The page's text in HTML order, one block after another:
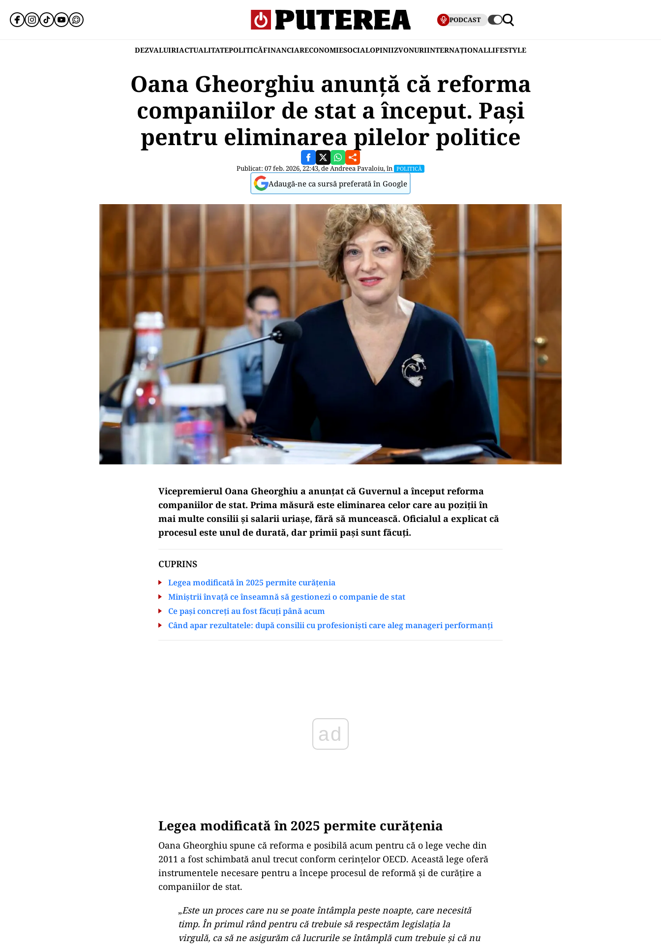
PODCAST
DEZVALUIRIACTUALITATEPOLITICĂFINANCIARECONOMIESOCIALOPINIIZVONURIINTERNAȚIONALLIFESTYLE
Oana Gheorghiu anunță că reforma
companiilor de stat a început. Pași
pentru eliminarea pilelor politice
Publicat: 07 feb. 2026, 22:43, deAndreea Pavaloiu, în POLITICĂ
Adaugă-ne ca sursă preferată în Google
Vicepremierul Oana Gheorghiu a anunțat că Guvernul a început reforma
companiilor de stat. Prima măsură este eliminarea celor care au poziții în
mai multe consilii și salarii uriașe, fără să muncească. Oficialul a explicat că
procesul este unul de durată, dar primii pași sunt făcuți.
CUPRINS
Legea modificată în 2025 permite curățenia
Miniștrii învață ce înseamnă să gestionezi o companie de stat
Ce pași concreți au fost făcuți până acum
Când apar rezultatele: după consilii cu profesioniști care aleg manageri performanți
Legea modificată în 2025 permite curățenia
Oana Gheorghiu spune că reforma e posibilă acum pentru că o lege veche din
2011 a fost schimbată anul trecut conform cerințelor OECD. Această lege oferă
instrumentele necesare pentru a începe procesul de reformă și de curățire a
companiilor de stat.
„Esteun proces care nu se poate întâmpla peste noapte, care necesită
timp. În primul rând pentru că trebuie să respectăm legislația la
virgulă, ca să ne asigurăm că lucrurile se întâmplă cum trebuie și că nu